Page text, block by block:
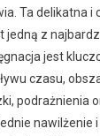
Ta delikatna i
jedną z
jest
czasu,
podrażnienia
nawilżenie